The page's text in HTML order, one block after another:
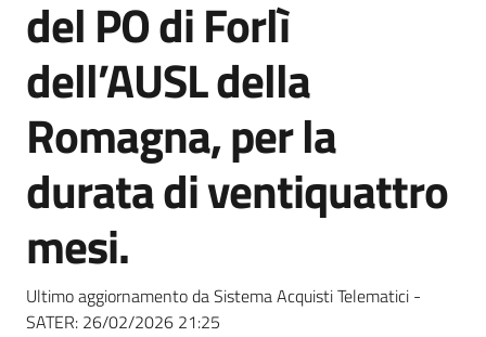
English
site
Seguici
su
del PO di Forlì
dell’AUSL della
Romagna, per la
durata di ventiquattro
mesi.
Ultimo aggiornamento da Sistema Acquisti Telematici -
SATER: 26/02/2026 21:25